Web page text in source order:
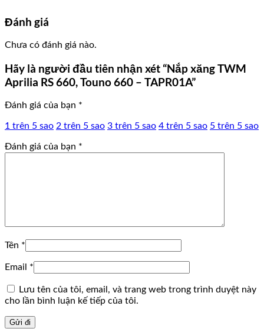
Đánh giá
Chưa có đánh giá nào.
Hãy là người đầu tiên nhận xét “Nắp xăng TWM
Aprilia RS 660, Touno 660 – TAPR01A”
Đánh giá của bạn *
1 trên 5 sao 2 trên 5 sao 3 trên 5 sao 4 trên 5 sao 5 trên 5 sao
Đánh giá của bạn *
Tên *
Email *
Lưu tên của tôi, email, và trang web trong trình duyệt này
cho lần bình luận kế tiếp của tôi.